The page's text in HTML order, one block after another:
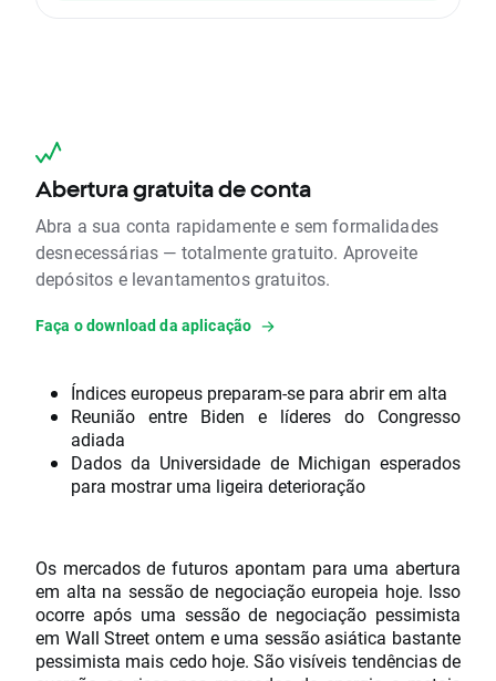
Abertura gratuita de conta
Abra a sua conta rapidamente e sem formalidades
desnecessárias — totalmente gratuito. Aproveite
depósitos e levantamentos gratuitos.
Faça o download da aplicação
Índices europeus preparam-se para abrir em alta
Reunião entre Biden e líderes do Congresso
adiada
Dados da Universidade de Michigan esperados
para mostrar uma ligeira deterioração
Os mercados de futuros apontam para uma abertura
em alta na sessão de negociação europeia hoje. Isso
ocorre após uma sessão de negociação pessimista
em Wall Street ontem e uma sessão asiática bastante
pessimista mais cedo hoje. São visíveis tendências de